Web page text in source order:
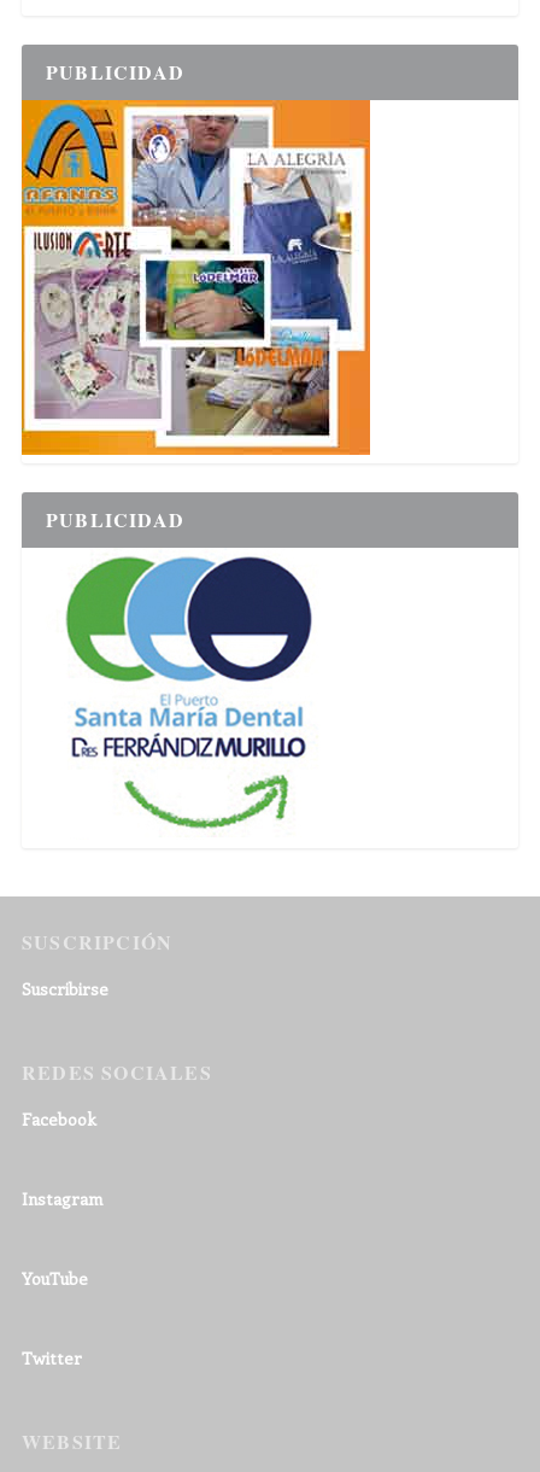
PUBLICIDAD
PUBLICIDAD
SUSCRIPCIÓN
Suscribirse
REDES SOCIALES
Facebook
Instagram
YouTube
Twitter
WEBSITE